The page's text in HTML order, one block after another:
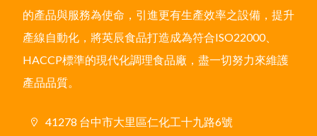
的產品與服務為使命，引進更有生產效率之設備，提升
產線自動化，將英辰食品打造成為符合ISO22000、
HACCP標準的現代化調理食品廠，盡一切努力來維護
產品品質。
41278 台中市大里區仁化工十九路6號